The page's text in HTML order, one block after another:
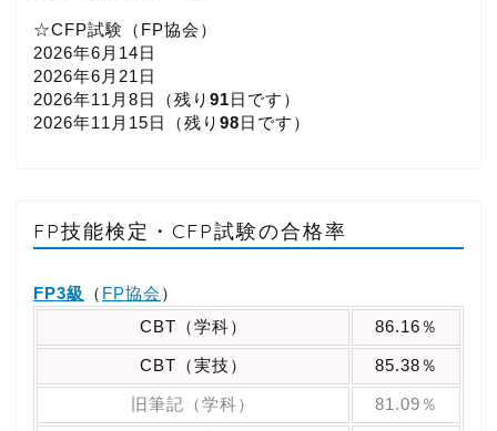
☆CFP試験（FP協会）
2026年6月14日
2026年6月21日
2026年11月8日（残り 91日です）
2026年11月15日（残り 98日です）
FP技能検定・CFP試験の合格率
FP3級 （ FP協会 ）
CBT（学科）
86.16％
CBT（実技） 85.38％
旧筆記（学科） 81.09％